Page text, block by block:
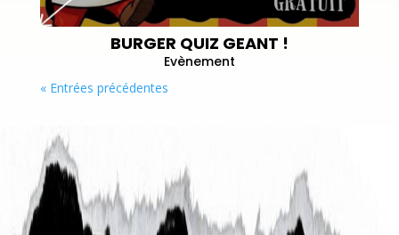
BURGER QUIZ GEANT !
Evènement
« Entrées précédentes